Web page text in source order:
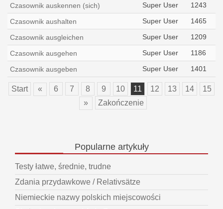
Czasownik auskennen (sich) Super User 1243
Czasownik aushalten Super User 1465
Czasownik ausgleichen Super User 1209
Czasownik ausgehen Super User 1186
Czasownik ausgeben Super User 1401
Start « 6 7 8 9 10 11 12 13 14
15
»
Zakończenie
Popularneartykuły
Testy łatwe, średnie, trudne
Zdania przydawkowe / Relativsätze
Niemieckie nazwy polskich miejscowości